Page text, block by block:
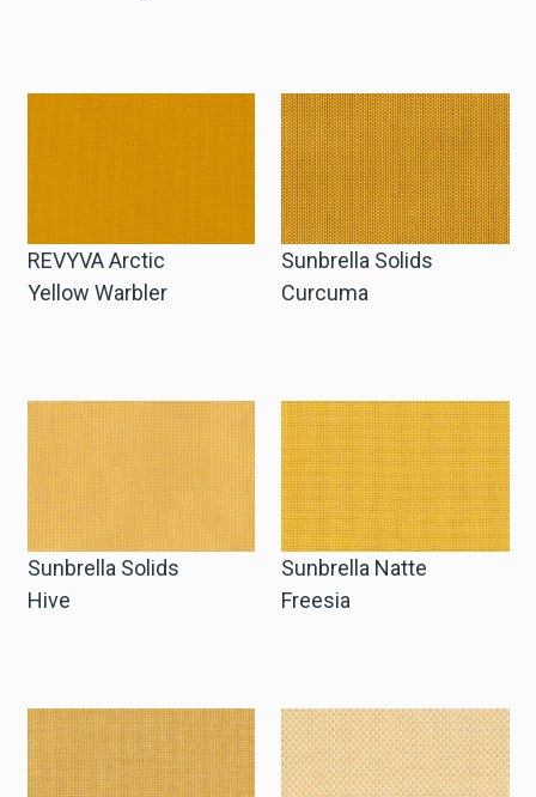
REVYVA Arctic
Yellow Warbler
Sunbrella Solids
Curcuma
Sunbrella Solids
Hive
Sunbrella Natte
Freesia